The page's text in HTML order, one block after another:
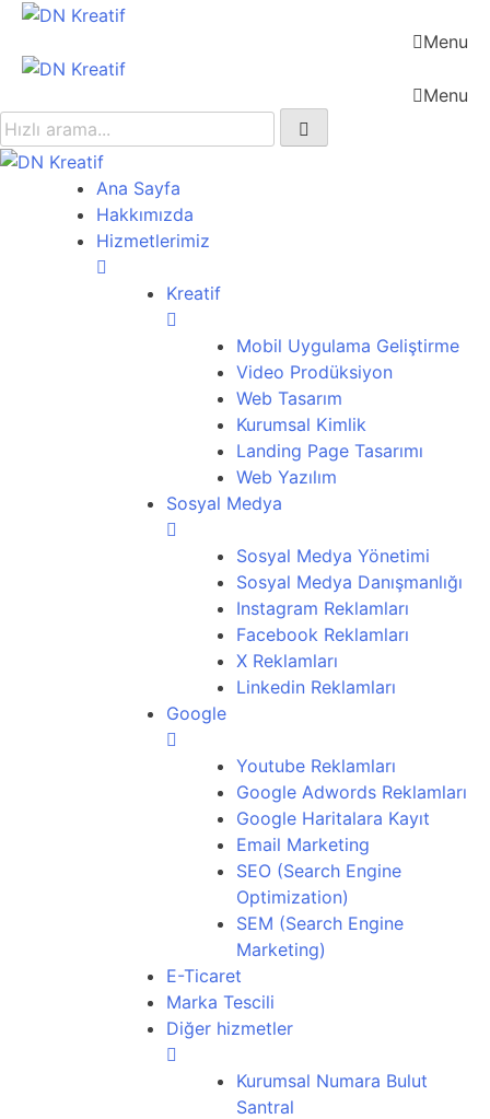
Menu
Menu
Ana Sayfa
Hakkımızda
Hizmetlerimiz
Kreatif
Mobil Uygulama Geliştirme
Video Prodüksiyon
Web Tasarım
Kurumsal Kimlik
Landing Page Tasarımı
Web Yazılım
Sosyal Medya
Sosyal Medya Yönetimi
Sosyal Medya Danışmanlığı
Instagram Reklamları
Facebook Reklamları
X Reklamları
Linkedin Reklamları
Google
Youtube Reklamları
Google Adwords Reklamları
Google Haritalara Kayıt
Email Marketing
SEO (Search Engine
Optimization)
SEM (Search Engine
Marketing)
E-Ticaret
Marka Tescili
Diğer hizmetler
Kurumsal Numara Bulut
Santral